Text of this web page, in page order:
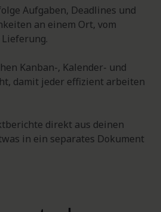
Aufgaben, Deadlines und
an einem Ort, vom
Kanban-, Kalender- und
damit jeder effizient arbeiten
direkt aus deinen
in ein separates Dokument